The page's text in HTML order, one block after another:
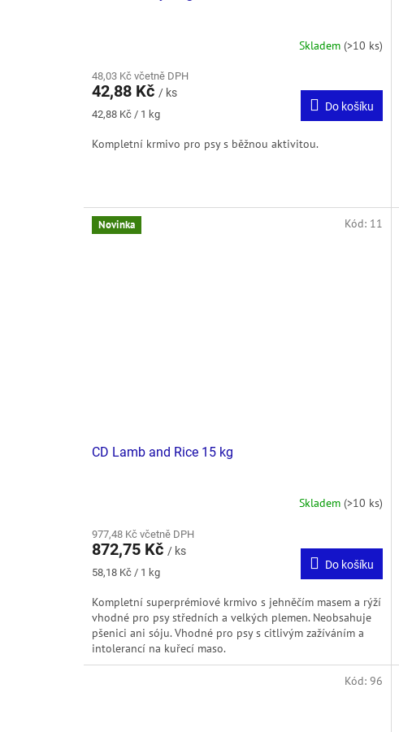
Skladem(>10 ks)
48,03 Kč včetně DPH
42,88 Kč / ks
Měrná
42,88 Kč / 1 kg
Do košíku
Kompletní krmivo pro psy s běžnou aktivitou.
Novinka
CD Lamb and Rice 15 kg
Skladem(>10 ks)
977,48 Kč včetně DPH
872,75 Kč / ks
Měrná
58,18 Kč / 1 kg
Do košíku
Kompletní superprémiové krmivo s jehněčím masem a rýží
vhodné pro psy středních a velkých plemen. Neobsahuje
pšenici ani sóju. Vhodné pro psy s citlivým zažíváním a
intolerancí na kuřecí maso.
Kód: 11
Kód:96